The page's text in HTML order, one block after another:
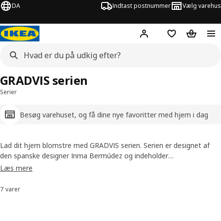
DA Indtast postnummer Vælg varehus
Hej! Log ind her
Huskeliste
Kurv
Serier
Besøg varehuset, og få dine nye favoritter med hjem i dag
GRADVIS serien
Lad dit hjem blomstre med GRADVIS serien. Serien er designet af
den spanske designer Inma Bermúdez og indeholder
urtepotteskjulere og vaser, som du kan udstille med blomster i eller
den til en enkelt blomst og en hel buket.
Læs mere
Sorter og filtrer
7 varer